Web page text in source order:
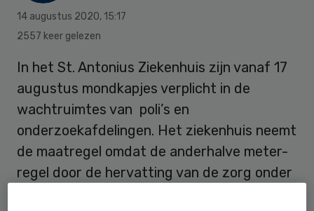
14 augustus 2020, 15:17
2557 keer gelezen
In het St. Antonius Ziekenhuis zijn vanaf 17
augustus mondkapjes verplicht in de
wachtruimtes van poli’s en
onderzoekafdelingen. Het ziekenhuis neemt
de maatregel omdat de anderhalve meter-
regel door de hervatting van de zorg onder